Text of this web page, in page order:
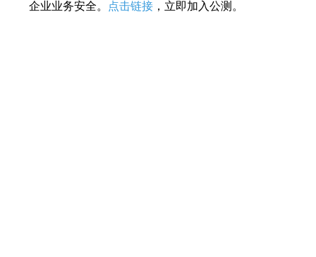
企业业务安全。 点击链接，立即加入公测。